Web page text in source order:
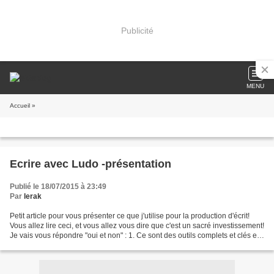
Publicité
MENU
Accueil »
Ecrire avec Ludo -présentation
Publié le 18/07/2015 à 23:49
Par lerak
Petit article pour vous présenter ce que j'utilise pour la production d'écrit!
Vous allez lire ceci, et vous allez vous dire que c'est un sacré investissement!
Je vais vous répondre "oui et non" : 1. Ce sont des outils complets et clés en